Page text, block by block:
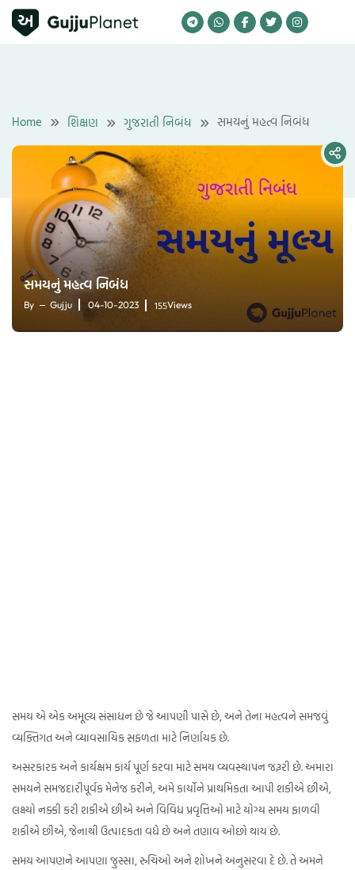
Skip
Home શિક્ષણ ગુજરાતી નિબંધ સમયનું મહત્વ નિબંધ
સમયનું મહત્વ નિબંધ
By Gujju 04-10-2023 155Views
સમય એ એક અમૂલ્ય સંસાધન છે જે આપણી પાસે છે, અને તેના મહત્વને સમજવું
વ્યક્તિગત અને વ્યાવસાયિક સફળતા માટે નિર્ણાયક છે.
અસરકારક અને કાર્યક્ષમ કાર્ય પૂર્ણ કરવા માટે સમય વ્યવસ્થાપન જરૂરી છે. અમારા
સમયને સમજદારીપૂર્વક મેનેજ કરીને, અમે કાર્યોને પ્રાથમિકતા આપી શકીએ છીએ,
લક્ષ્યો નક્કી કરી શકીએ છીએ અને વિવિધ પ્રવૃત્તિઓ માટે યોગ્ય સમય ફાળવી
શકીએ છીએ, જેનાથી ઉત્પાદકતા વધે છે અને તણાવ ઓછો થાય છે.
સમય આપણને આપણા જુસ્સા, રુચિઓ અને શોખને અનુસરવા દે છે. તે અમને